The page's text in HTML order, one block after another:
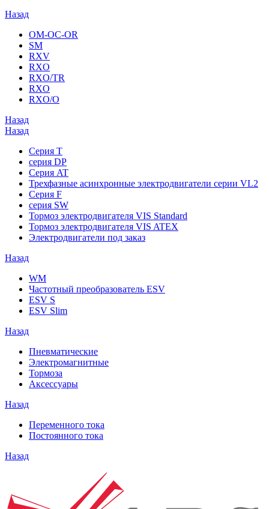
Назад
OM-OC-OR
SM
RXV
RXO
RXO/TR
RXO
RXO/O
Назад
Назад
Серия T
серия DP
Серия AT
Трехфазные асинхронные электродвигатели серии VL2
Серия F
серия SW
Тормоз электродвигателя VIS Standard
Тормоз электродвигателя VIS ATEX
Электродвигатели под заказ
Назад
WM
Частотный преобразователь ESV
ESV S
ESV Slim
Назад
Пневматические
Электромагнитные
Тормоза
Аксессуары
Назад
Переменного тока
Постоянного тока
Назад